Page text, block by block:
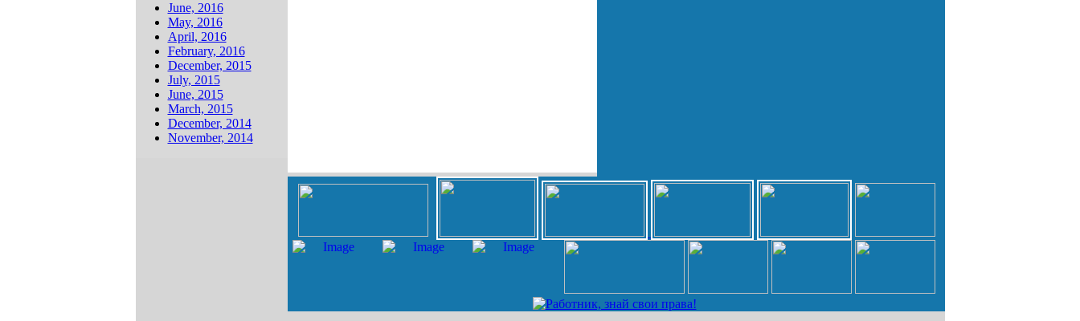
June, 2016
May, 2016
April, 2016
February, 2016
December, 2015
July, 2015
June, 2015
March, 2015
December, 2014
November, 2014